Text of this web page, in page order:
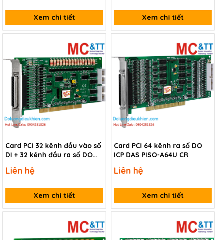
Xem chi tiết Xem chi tiết
Card PCI 32 kênh đầu vào số
DI + 32 kênh đầu ra số DO
Liên hệ
Xem chi tiết
Card PCI 64 kênh ra số DO
ICP DAS PISO-A64U CR
Liên hệ
Xem chi tiết